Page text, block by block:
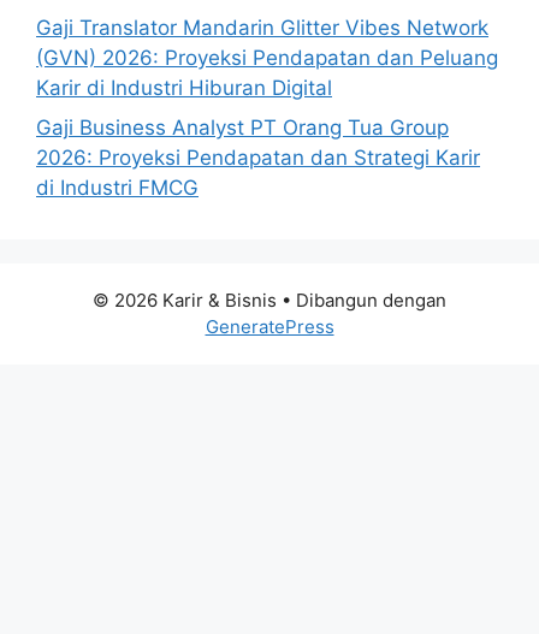
Gaji Translator Mandarin Glitter Vibes Network
(GVN) 2026: Proyeksi Pendapatan dan Peluang
Karir di Industri Hiburan Digital
Gaji Business Analyst PT Orang Tua Group
2026: Proyeksi Pendapatan dan Strategi Karir
di Industri FMCG
© 2026 Karir & Bisnis • Dibangun dengan
GeneratePress